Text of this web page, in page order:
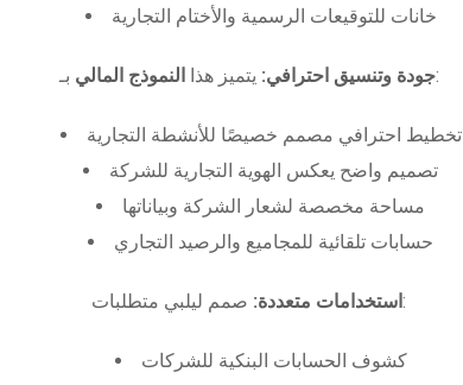
خانات للتوقيعات الرسمية والأختام التجارية
جودة وتنسيق احترافي: يتميز هذا النموذج المالي بـ:
تخطيط احترافي مصمم خصيصًا للأنشطة التجارية
تصميم واضح يعكس الهوية التجارية للشركة
مساحة مخصصة لشعار الشركة وبياناتها
حسابات تلقائية للمجاميع والرصيد التجاري
استخدامات متعددة:صمم ليلبي متطلبات:
كشوف الحسابات البنكية للشركات